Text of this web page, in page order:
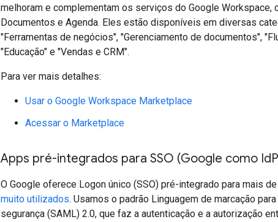
melhoram e complementam os serviços do Google Workspace,
Documentos e Agenda. Eles estão disponíveis em diversas
"Ferramentas de negócios", "Gerenciamento de documentos",
"Educação" e "Vendas e CRM".
Para ver mais detalhes:
Usar o Google Workspace Marketplace
Acessar o Marketplace
Apps pré-integrados para SSO (Google como Id
O Google oferece Logon único (SSO) pré-integrado para mais de
muito utilizados. Usamos o padrão Linguagem de marcação
segurança (SAML) 2.0, que faz a autenticação e a autorização